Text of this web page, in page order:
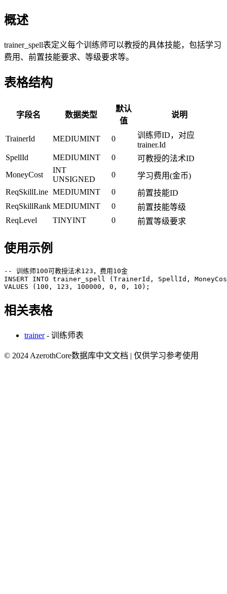
概述
trainer_spell表定义每个训练师可以教授的具体技能，包括学习
费用、前置技能要求、等级要求等。
表格结构
字段名 数据类型
默认
值
说明
TrainerId MEDIUMINT 0
训练师ID，对应
trainer.Id
SpellId
MEDIUMINT 0
可教授的法术ID
MoneyCost
INT
UNSIGNED
0
学习费用(金币)
ReqSkillLine MEDIUMINT 0
前置技能ID
ReqSkillRank MEDIUMINT 0
前置技能等级
ReqLevel
TINYINT 0 前置等级要求
使用示例
-- 训练师100可教授法术123，费用10金
INSERT INTO trainer_spell (TrainerId, SpellId,
VALUES (100, 123, 100000, 0, 0, 10);
相关表格
trainer- 训练师表
© 2024 AzerothCore数据库中文文档 | 仅供学习参考使用